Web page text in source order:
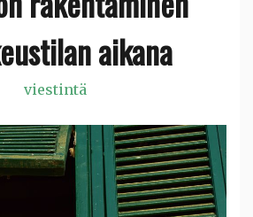
aikana
viestintä